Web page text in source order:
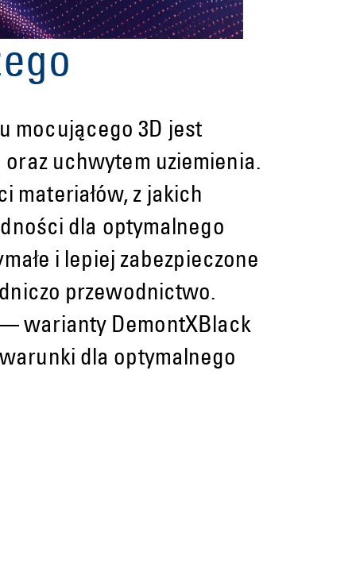
mocującego 3D jest
uchwytem uziemienia.
materiałów, z jakich
dla optymalnego
i lepiej zabezpieczone
przewodnictwo.
warianty DemontXBlack
dla optymalnego